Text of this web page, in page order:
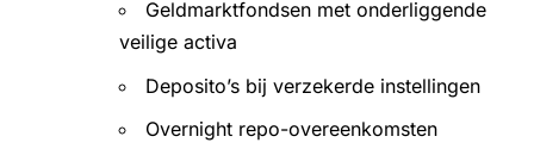
Geldmarktfondsen met onderliggende
veilige activa
Deposito’s bij verzekerde instellingen
Overnight repo-overeenkomsten